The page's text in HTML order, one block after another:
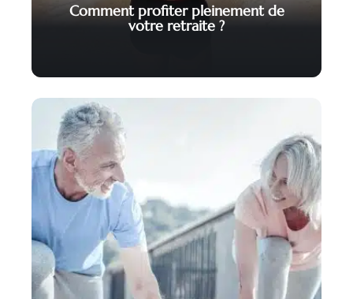
Comment profiter pleinement de
votre retraite ?